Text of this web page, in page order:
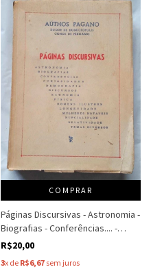
COMPRAR
Páginas Discursivas - Astronomia -
Biografias - Conferências.... -
Authos Pagano - Duque De
R$20,00
3x de R$6,67 sem juros